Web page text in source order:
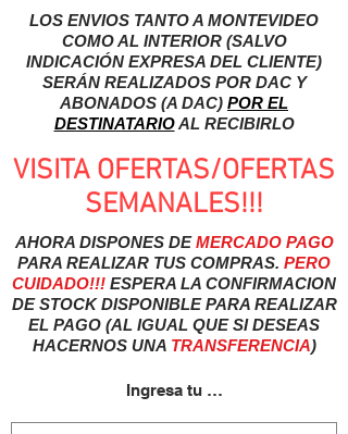
LOS ENVIOS TANTO A MONTEVIDEO
COMO AL INTERIOR (SALVO
INDICACIÓN EXPRESA DEL CLIENTE)
SERÁN REALIZADOS POR DAC Y
ABONADOS (A DAC) POR EL
DESTINATARIOAL RECIBIRLO
VISITA OFERTAS/OFERTAS
SEMANALES!!!
AHORA DISPONES DEMERCADO PAGO
PARA REALIZAR TUS COMPRAS. PERO
CUIDADO!!! ESPERA LA CONFIRMACION
DE STOCK DISPONIBLE PARA REALIZAR
EL PAGO (AL IGUAL QUE SI DESEAS
HACERNOS UNA TRANSFERENCIA)
Ingresa tu usuairo